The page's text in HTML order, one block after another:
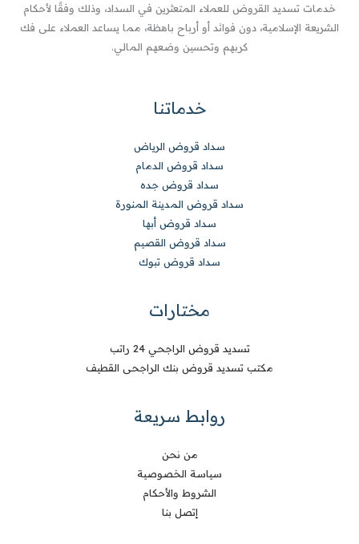
خدمات تسديد القروض للعملاء المتعثرين في السداد، وذلك وفقًا لأحكام
الشريعة الإسلامية، دون فوائد أو أرباح باهظة، مما يساعد العملاء على فك
كربهم وتحسين وضعهم المالي.
خدماتنا
سداد قروض الرياض
سداد قروض الدمام
سداد قروض جده
سداد قروض المدينة المنورة
سداد قروض أبها
سداد قروض القصيم
سداد قروض تبوك
مختارات
تسديد قروض الراجحي 24 راتب
مكتب تسديد قروض بنك الراجحى القطيف
روابط سريعة
من نحن
سياسة الخصوصية
الشروط والأحكام
إتصل بنا